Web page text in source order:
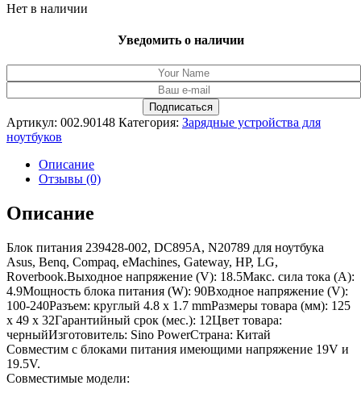
Нет в наличии
Уведомить о наличии
Артикул: 002.90148 Категория: Зарядные устройства для
ноутбуков
Описание
Отзывы (0)
Описание
Блок питания 239428-002, DC895A, N20789 для ноутбука
Asus, Benq, Compaq, eMachines, Gateway, HP, LG,
Roverbook.Выходное напряжение (V): 18.5Макс. сила тока (A):
4.9Мощность блока питания (W): 90Входное напряжение (V):
100-240Разъем: круглый 4.8 x 1.7 mmРазмеры товара (мм): 125
x 49 x 32Гарантийный срок (мес.): 12Цвет товара:
черныйИзготовитель: Sino PowerСтрана: Китай
Совместим с блоками питания имеющими напряжение 19V и
19.5V.
Совместимые модели: